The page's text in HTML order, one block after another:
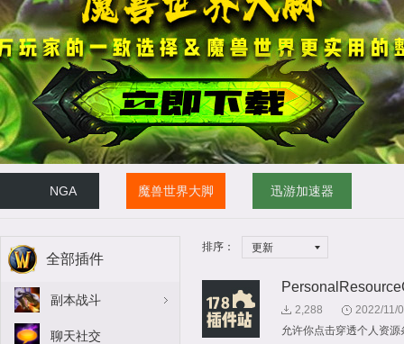
NGA 魔兽世界大脚 迅游加速器
全部插件
副本战斗
聊天社交
排序： 更新
2,288
2022/11/
允许你点击穿透个人资